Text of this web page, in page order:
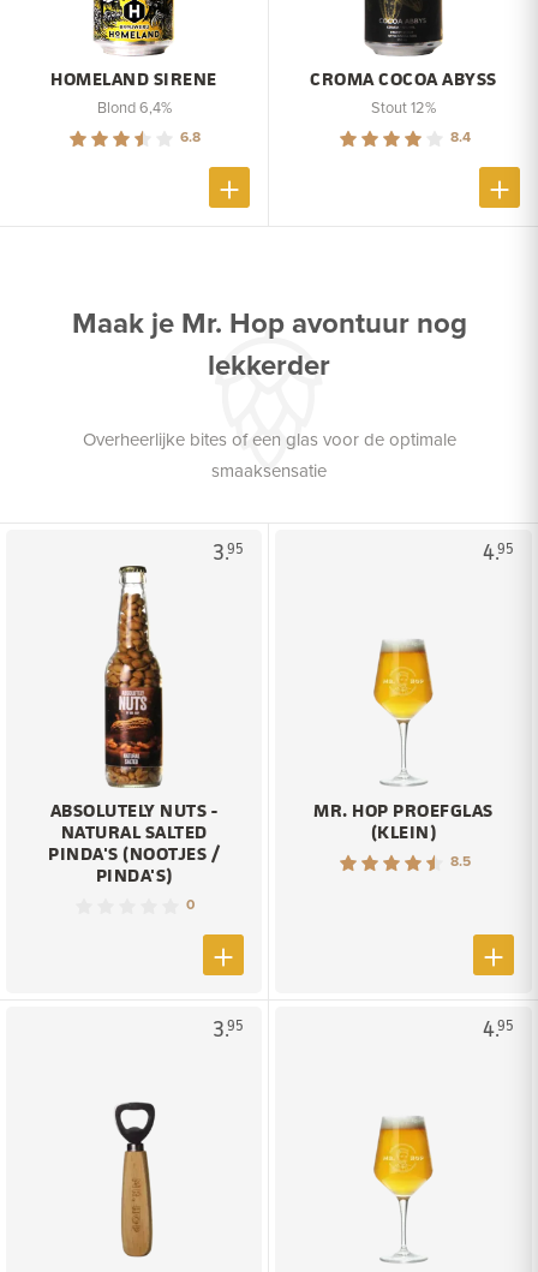
HOMELAND SIRENE
Blond 6,4%
6.8
CROMA COCOA ABYSS
Stout 12%
8.4
Maak je Mr. Hop avontuur nog
lekkerder
Overheerlijke bites of een glas voor de optimale
smaaksensatie
3.95
ABSOLUTELY NUTS -
NATURAL SALTED
PINDA'S (NOOTJES /
PINDA'S)
0
4.95
MR. HOP PROEFGLAS
(KLEIN)
8.5
3.95 4.95